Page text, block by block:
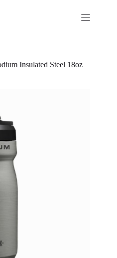
Insulated Steel 18oz